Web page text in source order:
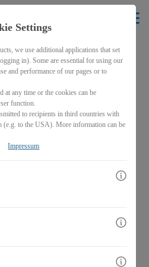
Rider -
für
(Stand
Settings
we use additional applications that set
in). Some are essential for using our
and performance of our pages or to
at any time or the cookies can be
function.
to recipients in third countries with
(e.g. to the USA). More information can be
Impressum